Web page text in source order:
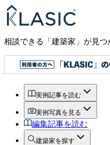
相談できる「建築家」が見つ
実例記事を読む
実例写真を見る
編集記事を読む
建築家を探す